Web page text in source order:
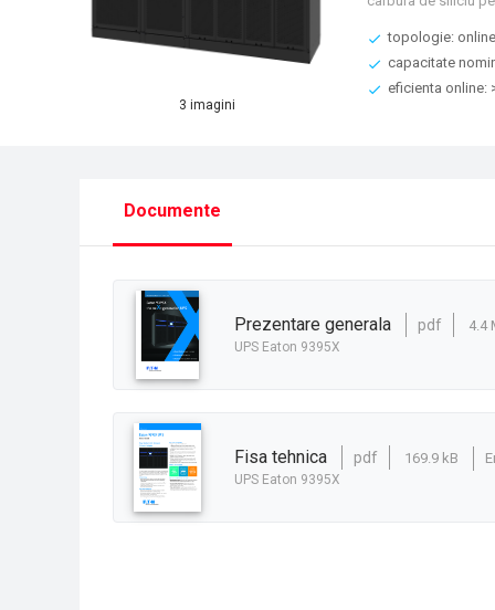
3 imagini
topologie: online
capacitate
eficienta online:
Documente
prezentare generala pdf 4.4
UPS Eaton 9395X
fisa tehnica pdf 169.9 kB
UPS Eaton 9395X